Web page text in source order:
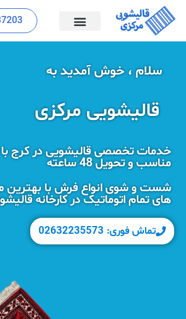
سلام ، خوش آمدید به
قالیشویی مرکزی
خدمات تخصصی قالیشویی در کرج
مناسب و تحویل 48 ساعته
شست و شوی انواع فرش با بهترین
های تمام اتوماتیک در کارخانه
تماش فوری: 02632235573